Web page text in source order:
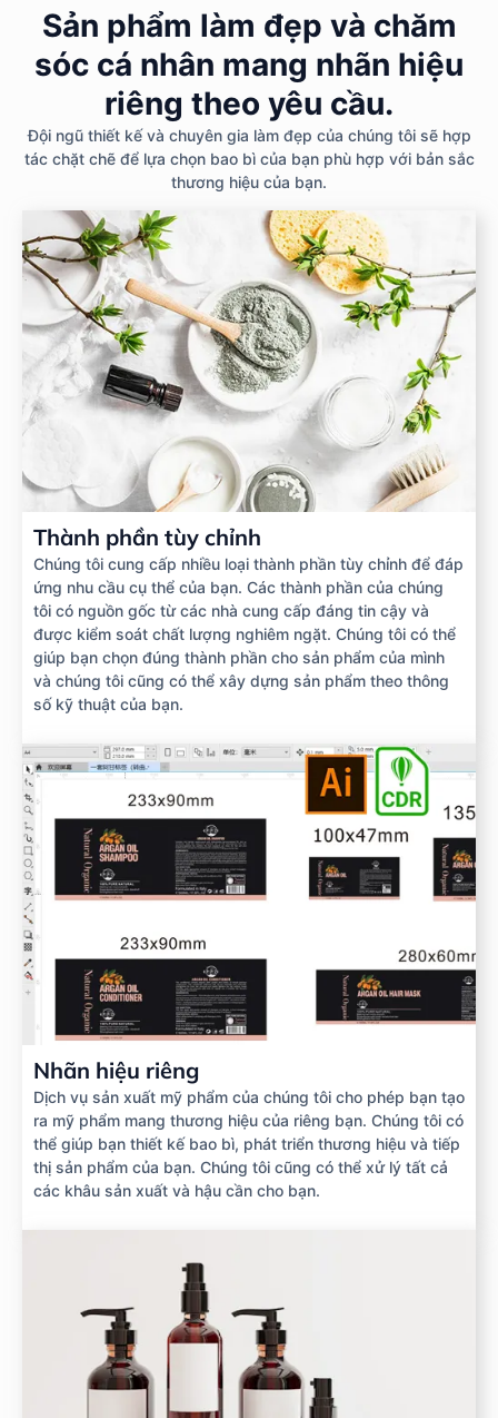
Sản phẩm làm đẹp và chăm
sóc cá nhân mang nhãn hiệu
riêng theo yêu cầu.
Đội ngũ thiết kế và chuyên gia làm đẹp của chúng tôi sẽ hợp
tác chặt chẽ để lựa chọn bao bì của bạn phù hợp với bản sắc
thương hiệu của bạn.
Thành phần tùy chỉnh
Chúng tôi cung cấp nhiều loại thành phần tùy chỉnh để đáp
ứng nhu cầu cụ thể của bạn. Các thành phần của chúng
tôi có nguồn gốc từ các nhà cung cấp đáng tin cậy và
được kiểm soát chất lượng nghiêm ngặt. Chúng tôi có thể
giúp bạn chọn đúng thành phần cho sản phẩm của mình
và chúng tôi cũng có thể xây dựng sản phẩm theo thông
số kỹ thuật của bạn.
Nhãn hiệu riêng
Dịch vụ sản xuất mỹ phẩm của chúng tôi cho phép bạn tạo
ra mỹ phẩm mang thương hiệu của riêng bạn. Chúng tôi có
thể giúp bạn thiết kế bao bì, phát triển thương hiệu và tiếp
thị sản phẩm của bạn. Chúng tôi cũng có thể xử lý tất cả
các khâu sản xuất và hậu cần cho bạn.